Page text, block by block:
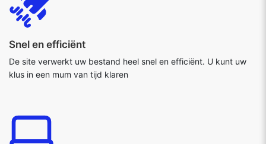
Snel en efficiënt
De site verwerkt uw bestand heel snel en efficiënt. U kunt uw
klus in een mum van tijd klaren